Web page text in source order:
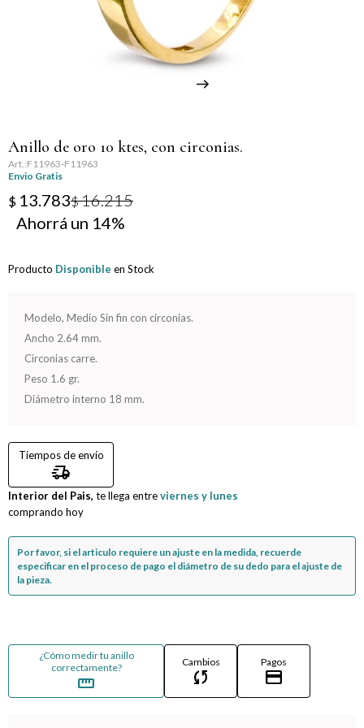
Anillo de oro 10 ktes, con circonias.
F11963-F11963
Envio Gratis
$ 13.783$16.215
14
Producto Disponible en Stock
Modelo, Medio Sin fin con circonias.
Ancho 2.64 mm.
Circonias carre.
Peso 1.6 gr.
Diámetro interno 18 mm.
Tiempos de envío
delivery_truck_speed
Interior del Pais, te llega entreviernes y lunes
comprando hoy
Por favor, si el articulo requiere un ajuste en la medida, recuerde
especificar en el proceso de pago el diámetro de su dedo para el ajuste de
la pieza.
¿Cómo medir tu anillo
correctamente?
straighten
Cambios
sync
Pagos
credit_card
Día del Amigo
Día del Maestro
Día del Padre
Graduación
Nacimiento
San Valentín
Compromiso